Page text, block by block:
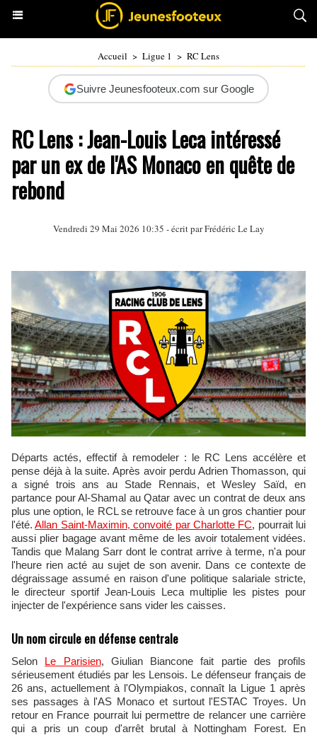
Accueil > Ligue 1 > RC Lens
Suivre Jeunesfooteux.com sur Google
RC Lens : Jean-Louis Leca intéressé
par un ex de l'AS Monaco en quête de
rebond
Vendredi 29 Mai 2026 10:35 - écrit parFrédéric Le Lay
Départs actés, effectif à remodeler : le RC Lens accélère et
pense déjà à la suite. Après avoir perdu Adrien Thomasson, qui
a signé trois ans au Stade Rennais, et Wesley Saïd, en
partance pour Al-Shamal au Qatar avec un contrat de deux ans
plus une option, le RCL se retrouve face à un gros chantier pour
l'été.Allan Saint-Maximin, convoité par Charlotte FC, pourrait lui
aussi plier bagage avant même de les avoir totalement vidées.
Tandis que Malang Sarr dont le contrat arrive à terme, n'a pour
l'heure rien acté au sujet de son avenir. Dans ce contexte de
dégraissage assumé en raison d'une politique salariale stricte,
le directeur sportif Jean-Louis Leca multiplie les pistes pour
injecter de l'expérience sans vider les caisses.
Un nom circule en défense centrale
Selon Le Parisien, Giulian Biancone fait partie des profils
sérieusement étudiés par les Lensois. Le défenseur français de
26 ans, actuellement à l'Olympiakos, connaît la Ligue 1 après
ses passages à l'AS Monaco et surtout l'ESTAC Troyes. Un
retour en France pourrait lui permettre de relancer une carrière
qui a pris un coup d'arrêt brutal à Nottingham Forest. En